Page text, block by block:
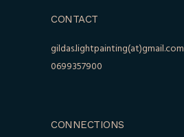
CONTACT
gildas.lightpainting(at)gmail.com
0699357900
CONNECTIONS